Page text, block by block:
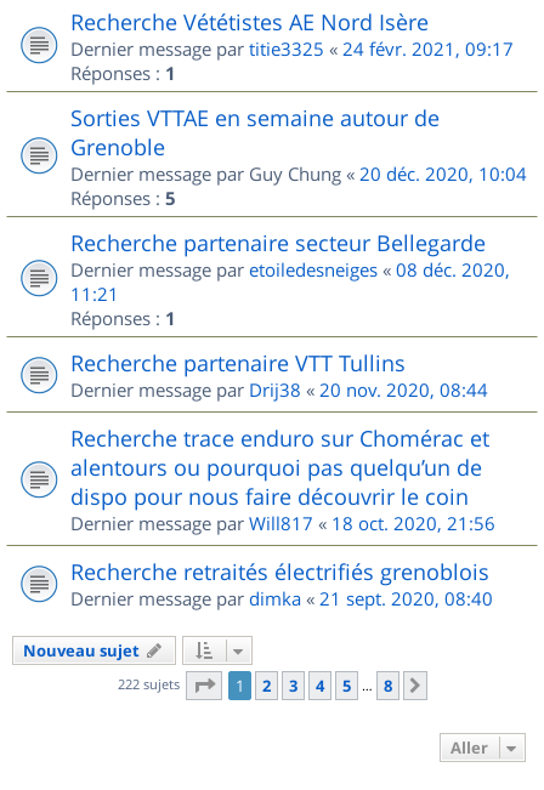
Recherche Vététistes AE Nord Isère
Dernier message par titie3325 « 24 févr. 2021, 09:17
Réponses : 1
Sorties VTTAE en semaine autour de
Grenoble
Dernier message par Guy Chung « 20 déc. 2020, 10:04
Réponses : 5
Recherche partenaire secteur Bellegarde
Dernier message par etoiledesneiges « 08 déc. 2020,
11:21
Réponses : 1
Recherche partenaire VTT Tullins
Dernier message par Drij38 « 20 nov. 2020, 08:44
Recherche trace enduro sur Chomérac et
alentours ou pourquoi pas quelqu’un de
dispo pour nous faire découvrir le coin
Dernier message par Will817 « 18 oct. 2020, 21:56
Recherche retraités électrifiés grenoblois
Dernier message par dimka « 21 sept. 2020, 08:40
Nouveau sujet
222 sujets Page 1sur
1 2 3 4 5 … 8
Aller